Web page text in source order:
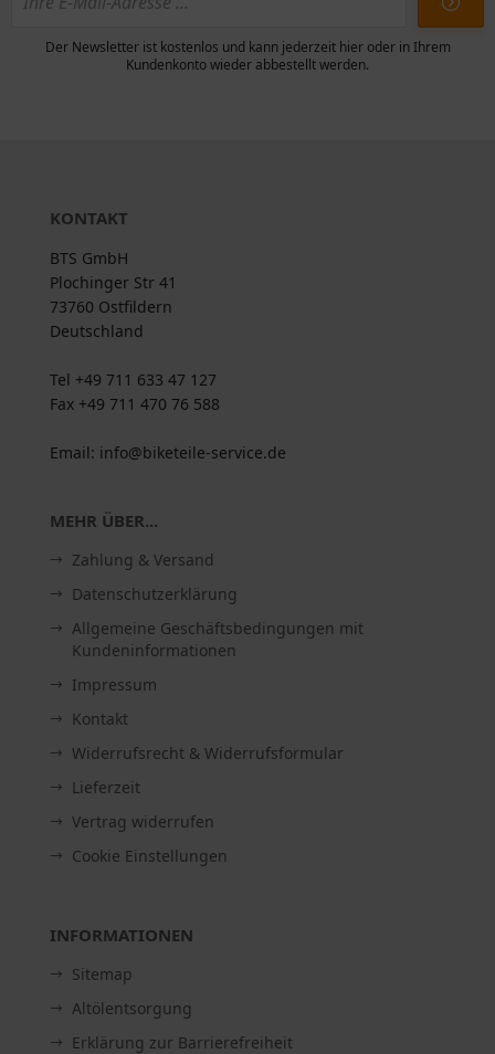
Der Newsletter ist kostenlos und kann jederzeit hier oder in Ihrem
Kundenkonto wieder abbestellt werden.
KONTAKT
BTS GmbH
Plochinger Str 41
73760 Ostfildern
Deutschland
Tel +49 711 633 47 127
Fax +49 711 470 76 588
Email: info@biketeile-service.de
MEHR ÜBER...
Zahlung & Versand
Datenschutzerklärung
Allgemeine Geschäftsbedingungen mit
Kundeninformationen
Impressum
Kontakt
Widerrufsrecht & Widerrufsformular
Lieferzeit
Vertrag widerrufen
Cookie Einstellungen
INFORMATIONEN
Sitemap
Altölentsorgung
Erklärung zur Barrierefreiheit